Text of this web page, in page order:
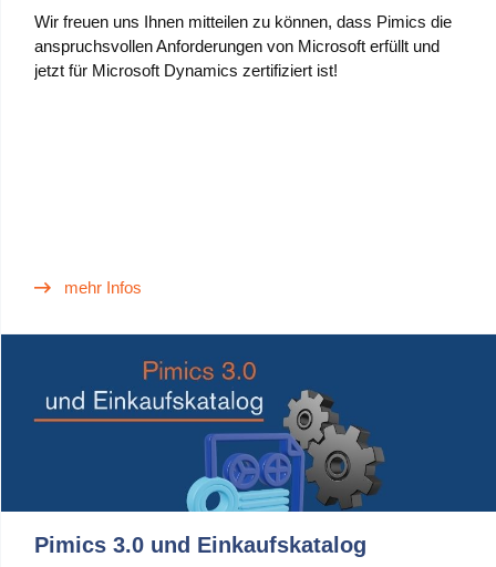
Wir freuen uns Ihnen mitteilen zu können, dass Pimics die
anspruchsvollen Anforderungen von Microsoft erfüllt und
jetzt für Microsoft Dynamics zertifiziert ist!
mehr Infos
Pimics 3.0 und Einkaufskatalog